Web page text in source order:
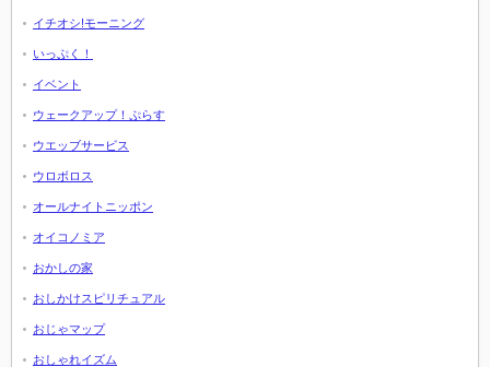
イチオシ!モーニング
いっぷく！
イベント
ウェークアップ！ぷらす
ウエッブサービス
ウロボロス
オールナイトニッポン
オイコノミア
おかしの家
おしかけスピリチュアル
おじゃマップ
おしゃれイズム